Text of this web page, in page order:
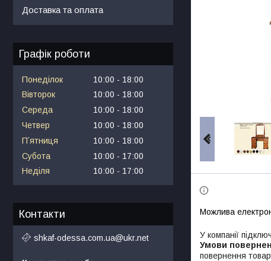
У компанії
повернення
Доставка та оплата
Графік роботи
Понеділок 10:00
18:00
Вівторок
10:00
18:00
Середа
10:00
18:00
Четвер
10:00
18:00
Пʼятниця
10:00
18:00
Субота
10:00
17:00
Неділя
10:00 17:00
Контакти
shkaf-odessa.com.ua@ukr.net